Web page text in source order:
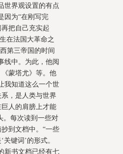
世界观设置的有点
因为“在刚写完
把自己充实起
在法国大革命之
第三帝国的时间
线中。为此，他阅
蒙塔尤》等。他
我知道这么一个世
，是人类与世界
人的肩膀上才能
每次读到一些对
到文档中。“一些
键词’的形式。
新书文档已经有七